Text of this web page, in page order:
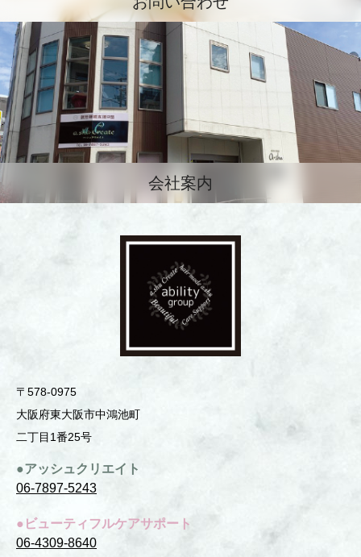
会社案内
〒578-0975
⼤阪府東⼤阪市中鴻池町
⼆丁⽬1番25号
●アッシュクリエイト
06-7897-5243
●ビューティフルケアサポート
06-4309-8640